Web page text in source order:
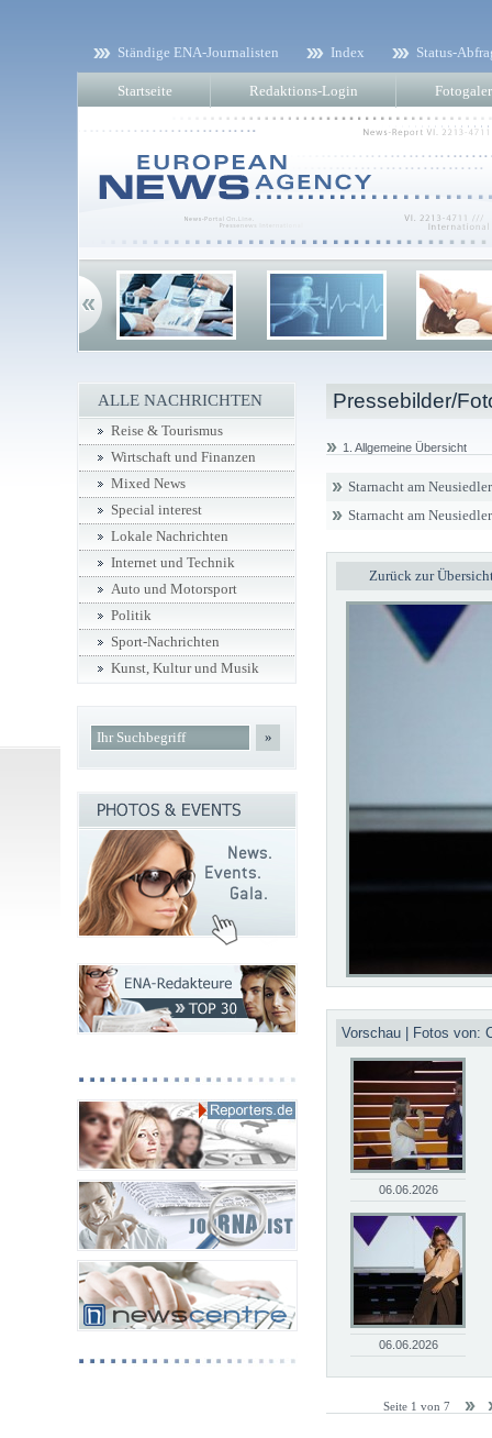
Ständige ENA-Journalisten Index Status-
Startseite Redaktions-Login
Pressebilder/
1. Allgemeine Übersicht
Starnacht am
Starnacht am
Zurück zur
Vorschau | Fotos von:
06.06.2026
06.06.2026
Seite 1 von 7
ALLE NACHRICHTEN
Reise & Tourismus
Wirtschaft und Finanzen
Mixed News
Special interest
Lokale Nachrichten
Internet und Technik
Auto und Motorsport
Politik
Sport-Nachrichten
Kunst, Kultur und Musik
»